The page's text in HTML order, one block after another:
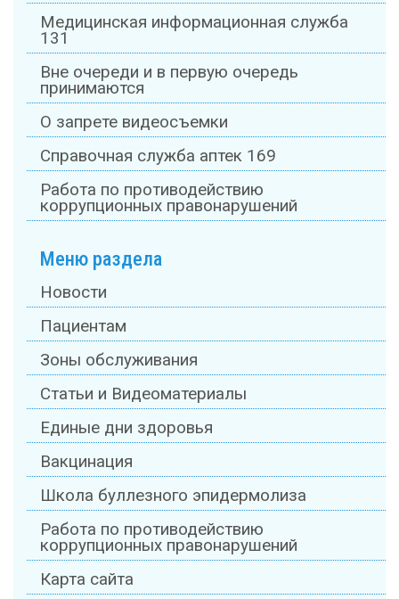
Медицинская информационная служба
131
Вне очереди и в первую очередь
принимаются
О запрете видеосъемки
Справочная служба аптек 169
Работа по противодействию
коррупционных правонарушений
Меню раздела
Новости
Пациентам
Зоны обслуживания
Статьи и Видеоматериалы
Единые дни здоровья
Вакцинация
Школа буллезного эпидермолиза
Работа по противодействию
коррупционных правонарушений
Карта сайта